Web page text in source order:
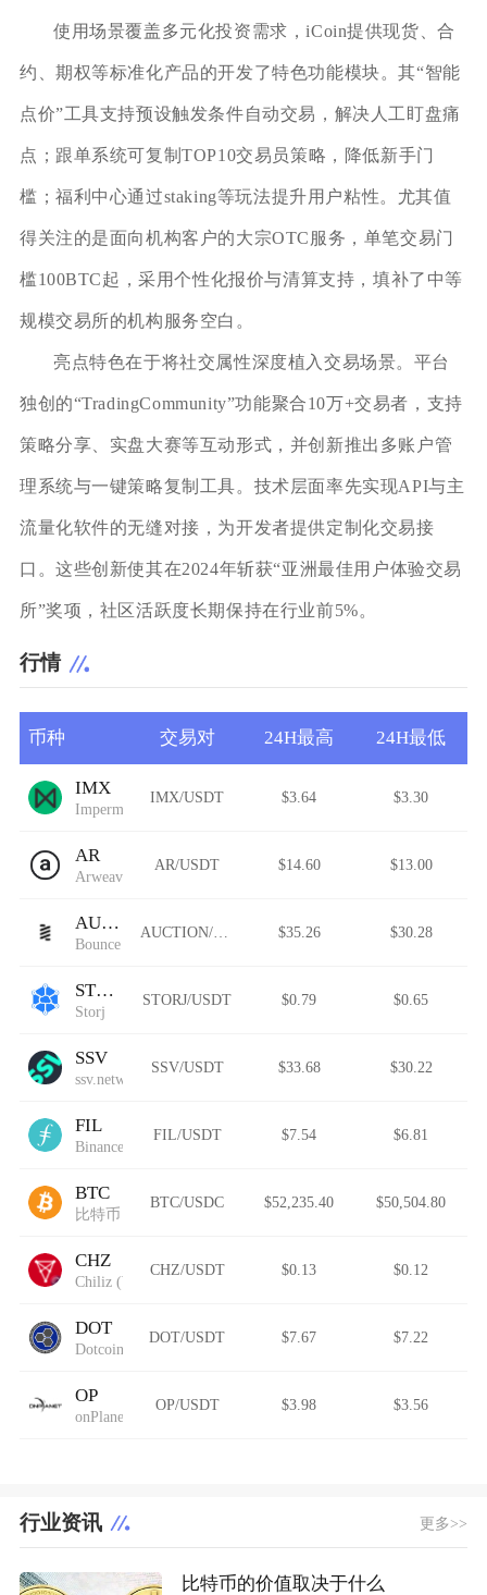
使用场景覆盖多元化投资需求，iCoin提供现货、合
约、期权等标准化产品的开发了特色功能模块。其“智能
点价”工具支持预设触发条件自动交易，解决人工盯盘痛
点；跟单系统可复制TOP10交易员策略，降低新手门
槛；福利中心通过staking等玩法提升用户粘性。尤其值
得关注的是面向机构客户的大宗OTC服务，单笔交易门
槛100BTC起，采用个性化报价与清算支持，填补了中等
规模交易所的机构服务空白。
亮点特色在于将社交属性深度植入交易场景。平台
独创的“TradingCommunity”功能聚合10万+交易者，支持
策略分享、实盘大赛等互动形式，并创新推出多账户管
理系统与一键策略复制工具。技术层面率先实现API与主
流量化软件的无缝对接，为开发者提供定制化交易接
口。这些创新使其在2024年斩获“亚洲最佳用户体验交易
所”奖项，社区活跃度长期保持在行业前5%。
行情
币种 交易对 24H最高 24H最低
IMX
Impermax
IMX/USDT $3.64 $3.30
AR
Arweave
AR/USDT $14.60 $13.00
AUCTION
Bounce
AUCTION/USDT $35.26 $30.28
STORJ
Storj
STORJ/USDT $0.79 $0.65
SSV
ssv.network
SSV/USDT $33.68 $30.22
FIL
Binance-Peg Filecoin
FIL/USDT $7.54 $6.81
BTC
比特币
BTC/USDC $52,235.40 $50,504.80
CHZ
Chiliz (Wormhole)
CHZ/USDT $0.13 $0.12
DOT
Dotcoin
DOT/USDT $7.67 $7.22
OP
onPlanet
OP/USDT $3.98 $3.56
行业资讯 更多>>
比特币的价值取决于什么